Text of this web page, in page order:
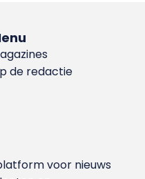
de redactie
voor nieuws